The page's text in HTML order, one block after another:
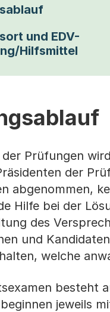
und EDV-
Hilfsmittel
Prüfungen
der
abgenommen,
Hilfe bei der
des
und
welche
besteht
jeweils